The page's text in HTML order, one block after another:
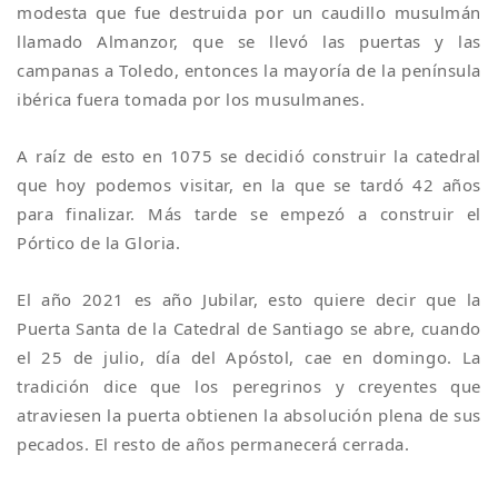
modesta que fue destruida por un caudillo musulmán
llamado Almanzor, que se llevó las puertas y las
campanas a Toledo, entonces la mayoría de la península
ibérica fuera tomada por los musulmanes.
A raíz de esto en 1075 se decidió construir la catedral
que hoy podemos visitar, en la que se tardó 42 años
para finalizar. Más tarde se empezó a construir el
Pórtico de la Gloria.
El año 2021 es año Jubilar, esto quiere decir que la
Puerta Santa de la Catedral de Santiago se abre, cuando
el 25 de julio, día del Apóstol, cae en domingo. La
tradición dice que los peregrinos y creyentes que
atraviesen la puerta obtienen la absolución plena de sus
pecados. El resto de años permanecerá cerrada.